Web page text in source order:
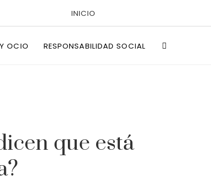
INICIO
OCIO RESPONSABILIDAD SOCIAL
que está